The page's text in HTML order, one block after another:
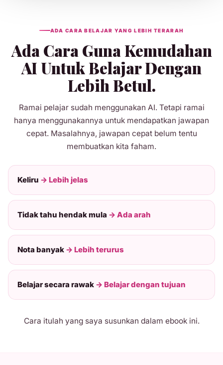
ADA CARA BELAJAR YANG LEBIH TERARAH
Ada Cara Guna Kemudahan
AI Untuk Belajar Dengan
Lebih Betul.
Ramai pelajar sudah menggunakan AI. Tetapi ramai
hanya menggunakannya untuk mendapatkan jawapan
cepat. Masalahnya, jawapan cepat belum tentu
membuatkan kita faham.
Keliru → Lebih jelas
Tidak tahu hendak mula → Ada arah
Nota banyak → Lebih terurus
Belajar secara rawak → Belajar dengan tujuan
Cara itulah yang saya susunkan dalam ebook ini.